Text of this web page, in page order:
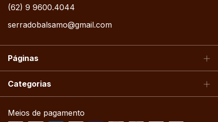
(62) 9 9600.4044
serradobalsamo@gmail.com
Páginas
Categorias
Meios de pagamento